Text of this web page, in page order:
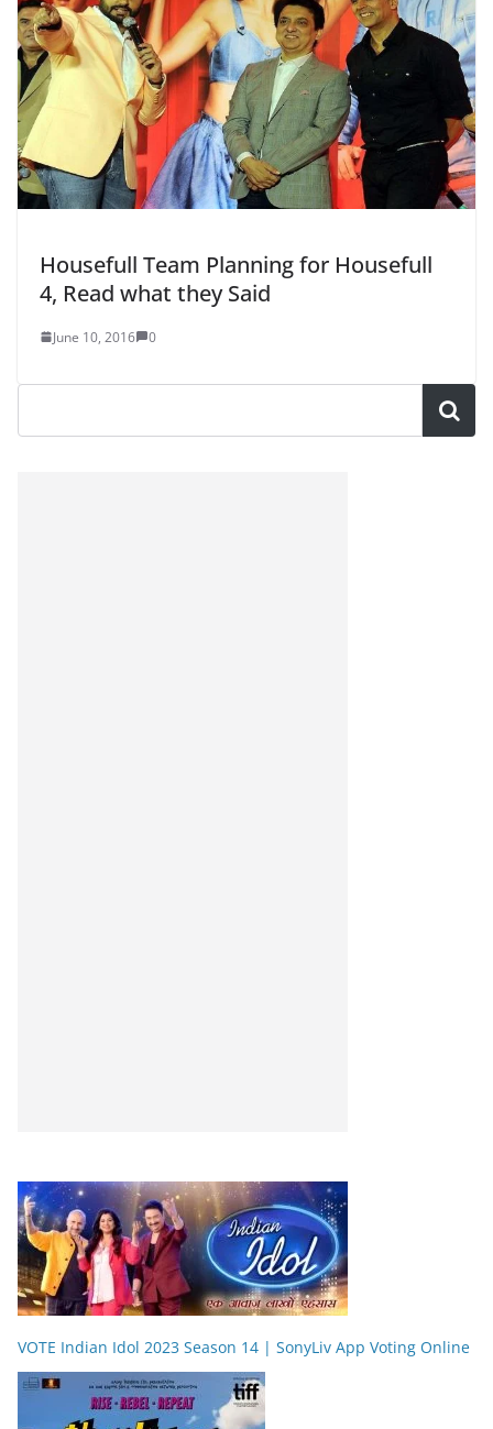
Housefull Team Planning for Housefull
4, Read what they Said
June 10, 2016 0
VOTE Indian Idol 2023 Season 14 | SonyLiv App Voting Online